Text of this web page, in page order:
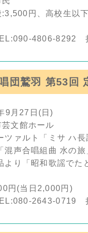
:3,500円、高校生以
4806-8292
団鷲羽 第53回
9月27日(日)
芸文館ホール
ツァルト「ミサ ハ長
声合唱組曲 水の旅
り「昭和歌謡でた
円(当日2,000円)
2643-0719